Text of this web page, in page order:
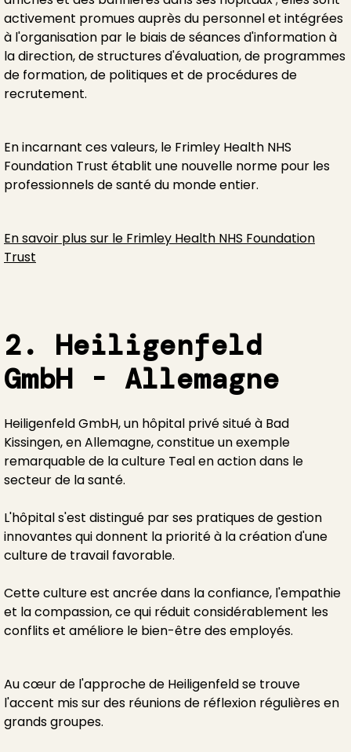
activement promues auprès du personnel et intégrées
à l'organisation par le biais de séances d'information à
la direction, de structures d'évaluation, de programmes
de formation, de politiques et de procédures de
recrutement.
En incarnant ces valeurs, le Frimley Health NHS
Foundation Trust établit une nouvelle norme pour les
professionnels de santé du monde entier.
En savoir plus sur le Frimley Health NHS Foundation
Trust
2. Heiligenfeld
GmbH - Allemagne
Heiligenfeld GmbH, un hôpital privé situé à Bad
Kissingen, en Allemagne, constitue un exemple
remarquable de la culture Teal en action dans le
secteur de la santé.
L'hôpital s'est distingué par ses pratiques de gestion
innovantes qui donnent la priorité à la création d'une
culture de travail favorable.
Cette culture est ancrée dans la confiance, l'empathie
et la compassion, ce qui réduit considérablement les
conflits et améliore le bien-être des employés.
Au cœur de l'approche de Heiligenfeld se trouve
l'accent mis sur des réunions de réflexion régulières en
grands groupes.